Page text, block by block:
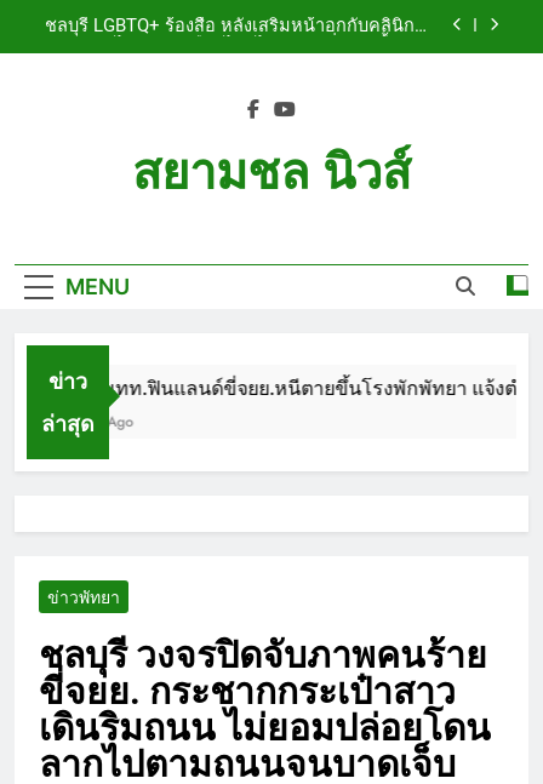
ชลบุรี LGBTQ+ ร้องสื่อ หลังเสริมหน้าอกกับคลินิกชื่อ
ก่อนพบเป็นศพเปลือยยัดกระเป๋า ทิ้งริมทางรถไฟ รวบ
คาสนามบินขณะเตรียมบินกลับประเทศ
ล้าน ปรับ ห้องประชุม–ห้องผู้บริหาร
ชลบุรี นทท.ฟินแลนด์ขี่จยย.หนีตายขึ้นโรงพักพัทยา
รับผิดชอบ พร้อมเตือนอย่าหลงเชื่อรีวิวราคาถูก
ชลบุรี หนุ่มใหญ่ออสซี่พาสาวไทยวัย 17 เข้าคอนโด
ชลบุรี ฉลุยก่อนหมดวาระ! สภาเมืองพัทยา ผ่านงบ 5.7
สยามชล นิวส์
MENU
ข่าว
ล่าสุด
ชลบุรี นทท.ฟินแลนด์ขี่จยย.หนีตายขึ้นโรงพักพัทยา แจ้งตำรว
1 Month Ago
ข่าวพัทยา
ชลบุรี วงจรปิดจับภาพคนร้าย
ขี่จยย. กระชากกระเป๋าสาว
เดินริมถนน ไม่ยอมปล่อยโดน
ลากไปตามถนนจนบาดเจ็บ